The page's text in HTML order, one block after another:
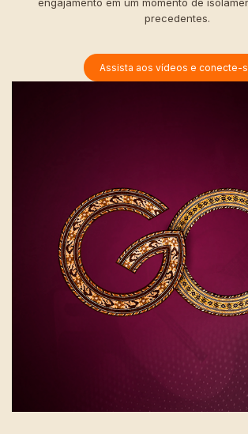
precedentes.
Assista aos vídeos e conecte-